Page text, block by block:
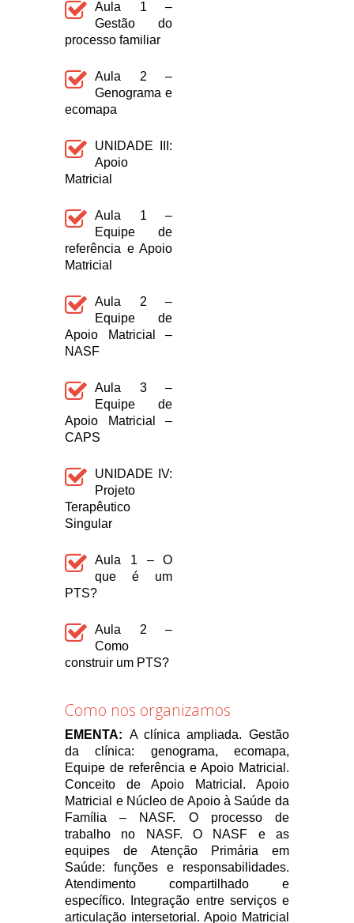
Aula 1 –
Gestão do
processo familiar
Aula 2 –
Genograma e
ecomapa
UNIDADE III:
Apoio
Matricial
Aula 1 –
Equipe de
referência e Apoio
Matricial
Aula 2 –
Equipe de
Apoio Matricial –
NASF
Aula 3 –
Equipe de
Apoio Matricial –
CAPS
UNIDADE IV:
Projeto
Terapêutico
Singular
Aula 1 – O
que é um
PTS?
Aula 2 –
Como
construir um PTS?
Como nos organizamos
EMENTA: A clínica ampliada. Gestão
da clínica: genograma, ecomapa,
Equipe de referência e Apoio Matricial.
Conceito de Apoio Matricial. Apoio
Matricial e Núcleo de Apoio à Saúde da
Família – NASF. O processo de
trabalho no NASF. O NASF e as
equipes de Atenção Primária em
Saúde: funções e responsabilidades.
Atendimento compartilhado e
específico. Integração entre serviços e
articulação intersetorial. Apoio Matricial